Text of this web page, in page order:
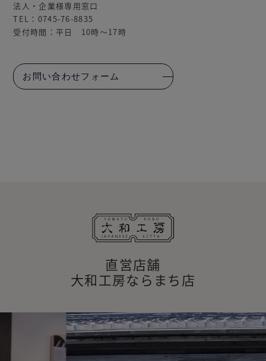
法人・企業様専用窓口
TEL：0745-76-8835
受付時間：平日 10時～17時
お問い合わせフォーム
直営店舗
大和工房ならまち店